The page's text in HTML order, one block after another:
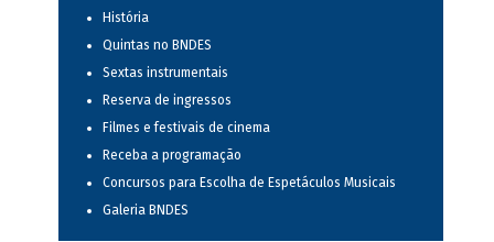
História
Quintas no BNDES
Sextas instrumentais
Reserva de ingressos
Filmes e festivais de cinema
Receba a programação
Concursos para Escolha de Espetáculos Musicais
Galeria BNDES